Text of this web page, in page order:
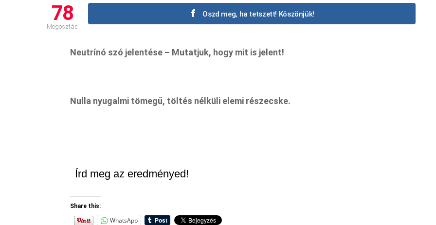
78
Megosztás
Oszd meg, ha tetszett! Köszönjük!
Neutrínó szó jelentése – Mutatjuk, hogy mit is jelent!
Nulla nyugalmi tömegű, töltés nélküli elemi részecske.
Írd meg az eredményed!
Share this:
WhatsApp